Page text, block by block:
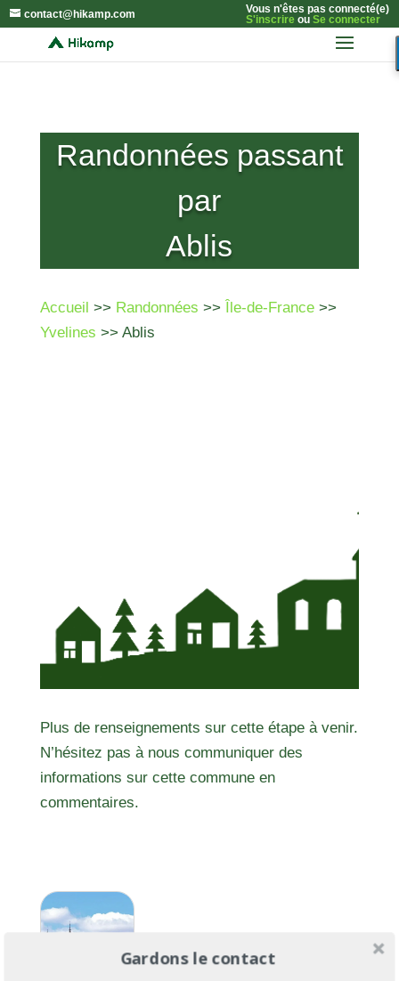
contact@hikamp.com
Vous n'êtes pas connecté(e)
S'inscrireou Se connecter
Randonnées passant
par
Ablis
Accueil >> Randonnées >> Île-de-France>>
Yvelines >> Ablis
Plus de renseignements sur cette étape à venir.
N’hésitez pas à nous communiquer des
informations sur cette commune en
commentaires.
Gardons le contact